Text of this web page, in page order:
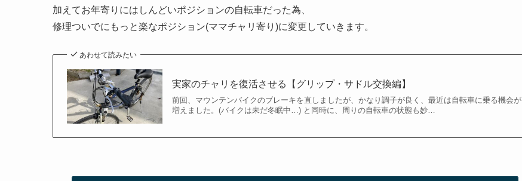
加えてお年寄りにはしんどいポジションの自転車だった為、
修理ついでにもっと楽なポジション(ママチャリ寄り)に変更していきます。
あわせて読みたい
実家のチャリを復活させる【グリップ・サドル交換編】
前回、マウンテンバイクのブレーキを直しましたが、かなり調子が良く、最近は自転車に乗る機会が
増えました。(バイクは未だ冬眠中…) と同時に、周りの自転車の状態も妙…